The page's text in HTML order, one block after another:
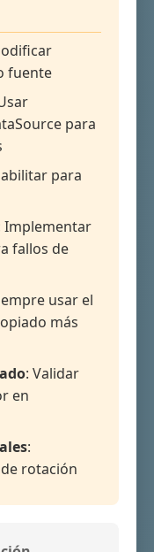
fuente
para
para
Implementar
fallos de
usar el
más
: Validar
en
:
rotación